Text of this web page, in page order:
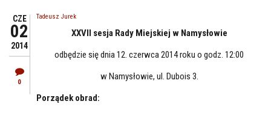
CZE
02
2014
0
Tadeusz Jurek
XXVII sesja Rady Miejskiej w Namysłowie
odbędzie się dnia 12. czerwca 2014 roku o godz. 12:00
w Namysłowie, ul. Dubois 3.
Porządek obrad: